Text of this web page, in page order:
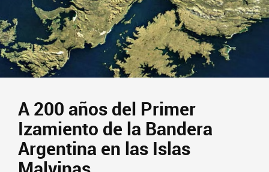
A 200 años del Primer
Izamiento de la Bandera
Argentina en las Islas